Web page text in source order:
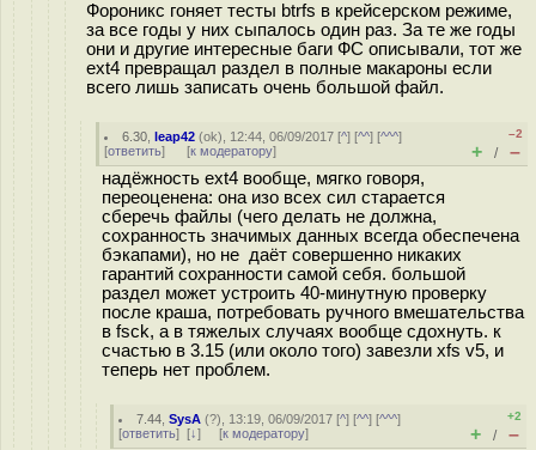
Фороникс гоняет тесты btrfs в крейсерском режиме,
за все годы у них сыпалось один раз. За те же годы
они и другие интересные баги ФС описывали, тот же
ext4 превращал раздел в полные макароны если
всего лишь записать очень большой файл.
6.30 ,leap42 (ok), 12:44, 06/09/2017 [^] [^^] [^^^]
[ответить] [к модератору]
–2
+ / –
надёжность ext4 вообще, мягко говоря,
переоценена: она изо всех сил старается
сберечь файлы (чего делать не должна,
сохранность значимых данных всегда обеспечена
бэкапами), но не даёт совершенно никаких
гарантий сохранности самой себя. большой
раздел может устроить 40-минутную проверку
после краша, потребовать ручного вмешательства
в fsck, а в тяжелых случаях вообще сдохнуть. к
счастью в 3.15 (или около того) завезли xfs v5, и
теперь нет проблем.
7.44 ,SysA (?), 13:19, 06/09/2017 [^] [^^] [^^^]
[ответить] [↓] [к модератору]
+2
+ / –